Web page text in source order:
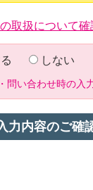
取扱について確
しない
問い合わせ時の入